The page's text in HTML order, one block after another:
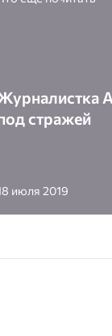
стражей
июля 2019